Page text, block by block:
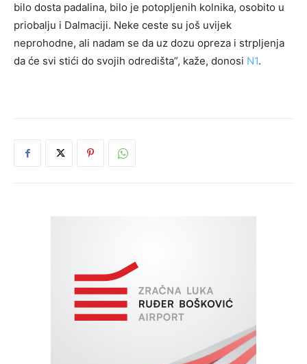
bilo dosta padalina, bilo je potopljenih kolnika, osobito u
priobalju i Dalmaciji. Neke ceste su još uvijek
neprohodne, ali nadam se da uz dozu opreza i strpljenja
da će svi stići do svojih odredišta”, kaže, donosi N1.